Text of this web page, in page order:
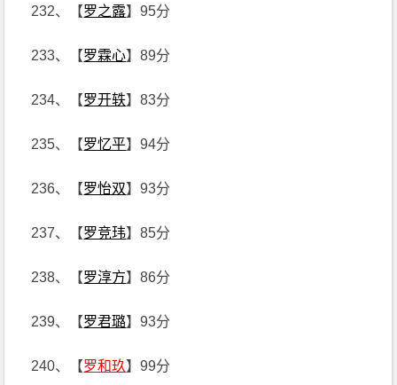
232、【罗之露】95分
233、【罗霖心】89分
234、【罗开轶】83分
235、【罗忆平】94分
236、【罗怡双】93分
237、【罗竞玮】85分
238、【罗淳方】86分
239、【罗君璐】93分
240、【罗和玖】99分